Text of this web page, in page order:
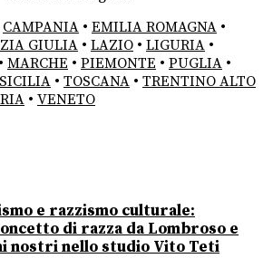
CAMPANIA • EMILIA ROMAGNA •
GIULIA • LAZIO • LIGURIA •
• MARCHE • PIEMONTE • PUGLIA •
SICILIA • TOSCANA • TRENTINO ALTO
• VENETO
e razzismo culturale:
di razza da Lombroso e
nostri nello studio Vito Teti